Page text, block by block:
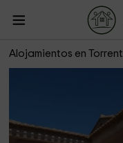
Alojamientos en Torrent